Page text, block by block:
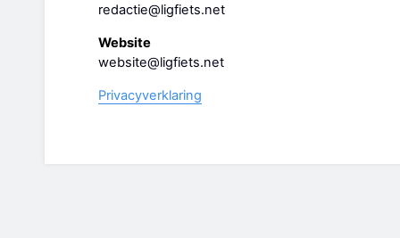
redactie@ligfiets.net
Website
website@ligfiets.net
Privacyverklaring